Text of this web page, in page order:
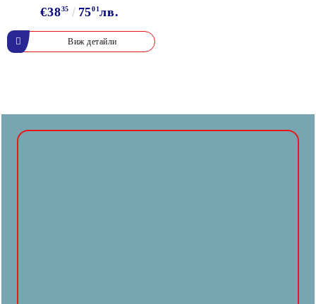
€3835 7501лв.
Виж детайли